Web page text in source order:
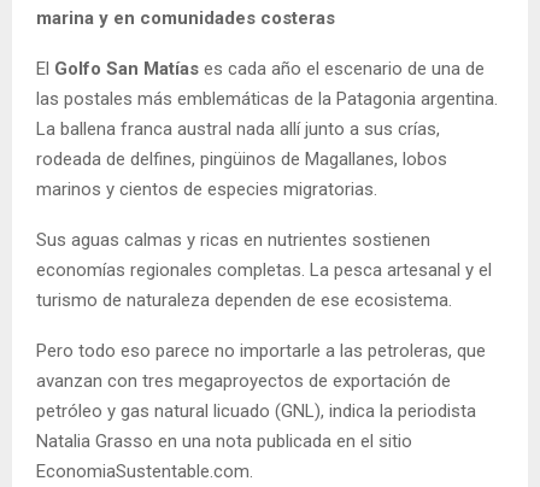
marina y en comunidades costeras
El Golfo San Matías es cada año el escenario de una de
las postales más emblemáticas de la Patagonia argentina.
La ballena franca austral nada allí junto a sus crías,
rodeada de delfines, pingüinos de Magallanes, lobos
marinos y cientos de especies migratorias.
Sus aguas calmas y ricas en nutrientes sostienen
economías regionales completas. La pesca artesanal y el
turismo de naturaleza dependen de ese ecosistema.
Pero todo eso parece no importarle a las petroleras, que
avanzan con tres megaproyectos de exportación de
petróleo y gas natural licuado (GNL), indica la periodista
Natalia Grasso en una nota publicada en el sitio
EconomiaSustentable.com.